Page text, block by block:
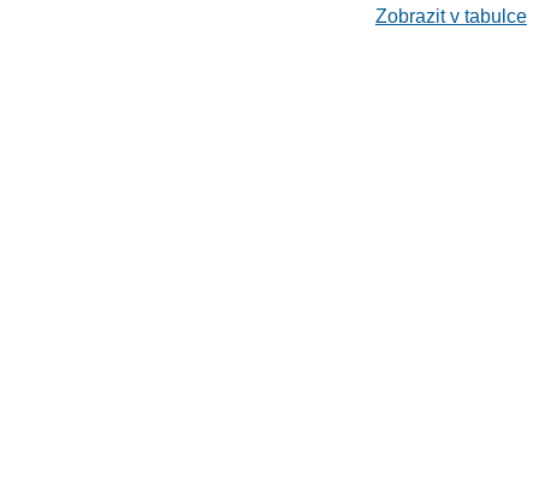
Zobrazit v tabulce